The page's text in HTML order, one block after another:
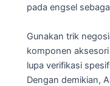
pada engsel
Gunakan trik
komponen
lupa verifikasi
Dengan demikian,